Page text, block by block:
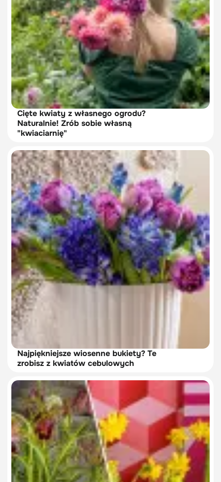
Cięte kwiaty z własnego ogrodu?
Naturalnie! Zrób sobie własną
"kwiaciarnię"
Najpiękniejsze wiosenne bukiety? Te
zrobisz z kwiatów cebulowych